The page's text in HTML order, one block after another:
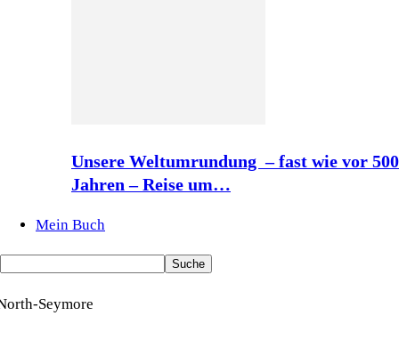
Unsere Weltumrundung – fast wie vor 500
Jahren – Reise um…
Mein Buch